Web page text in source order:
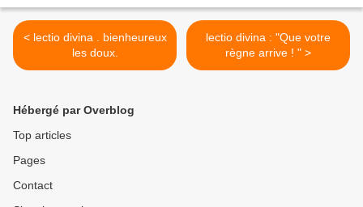
< lectio divina . bienheureux
les doux.
lectio divina : "Que votre
règne arrive ! " >
Hébergé par Overblog
Top articles
Pages
Contact